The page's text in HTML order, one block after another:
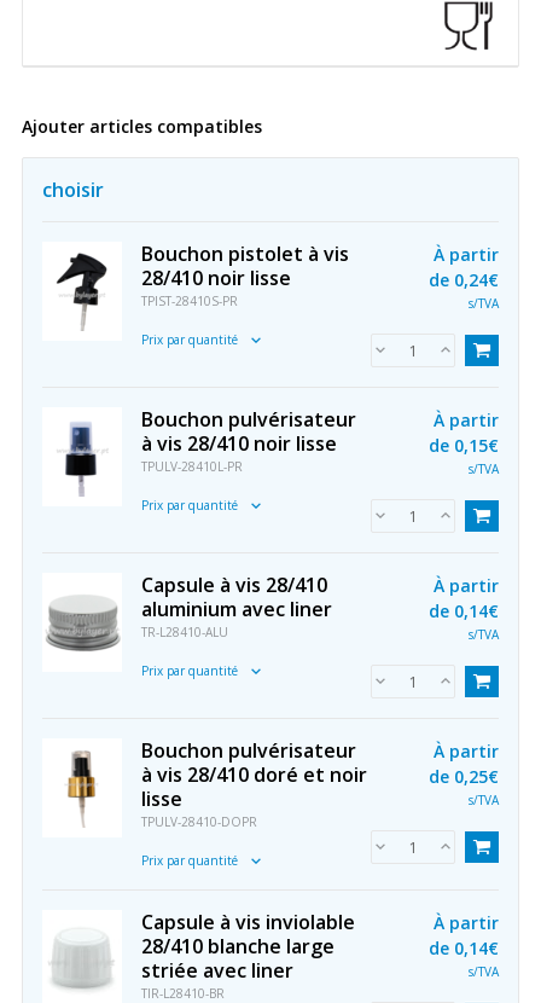
Ajouter articles compatibles
choisir
Bouchon pistolet à vis
28/410 noir lisse
TPIST-28410S-PR
Prix par quantité
À partir
de 0,24€
s/TVA
Bouchon pulvérisateur
à vis 28/410 noir lisse
TPULV-28410L-PR
Prix par quantité
À partir
de 0,15€
s/TVA
Capsule à vis 28/410
aluminium avec liner
TR-L28410-ALU
Prix par quantité
À partir
de 0,14€
s/TVA
Bouchon pulvérisateur
à vis 28/410 doré et noir
lisse
TPULV-28410-DOPR
Prix par quantité
À partir
de 0,25€
s/TVA
Capsule à vis inviolable
28/410 blanche large
striée avec liner
TIR-L28410-BR
À partir
de 0,14€
s/TVA